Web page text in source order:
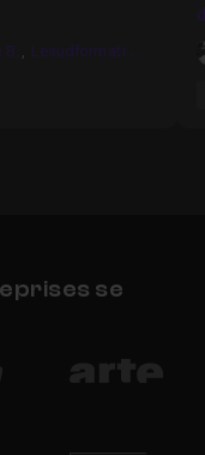
B. , Lesudformations
se